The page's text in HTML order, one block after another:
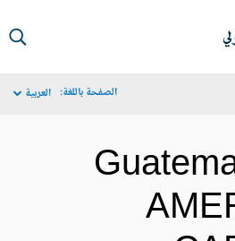
الصفحة باللغة: العربية